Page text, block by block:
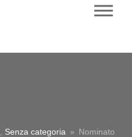
Senza categoria » Nominato